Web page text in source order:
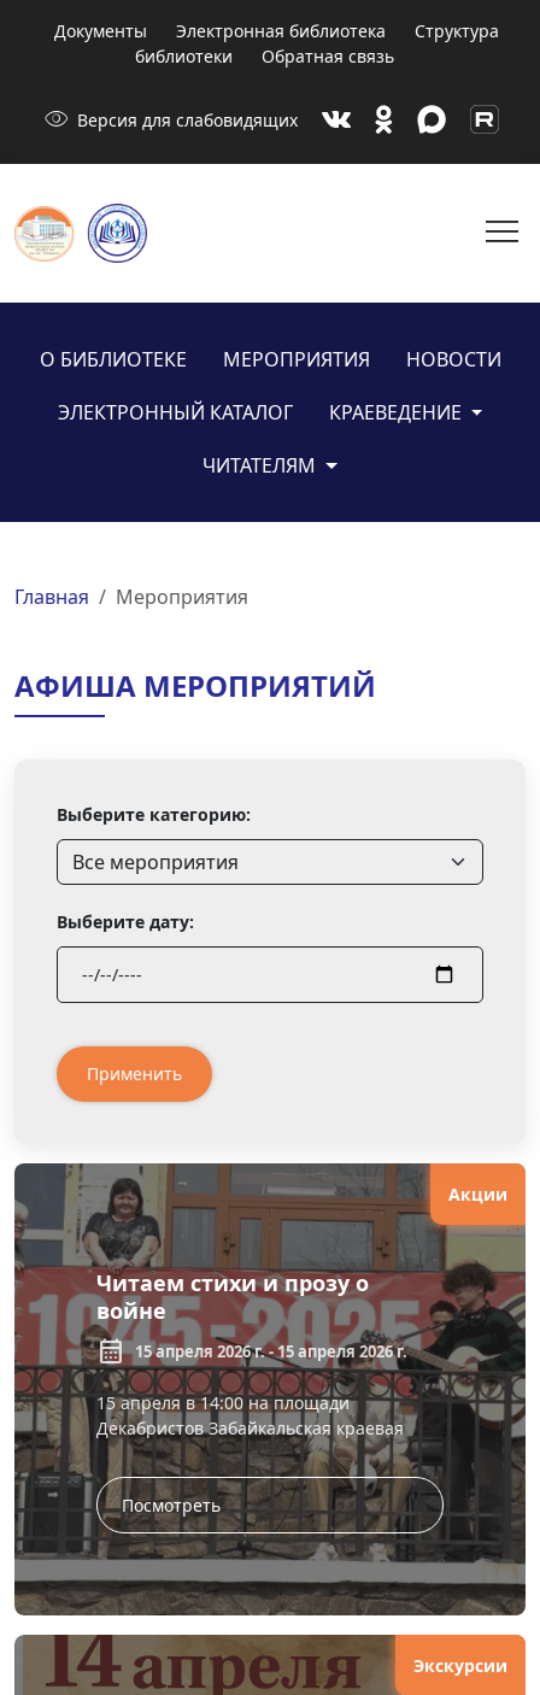
Документы Электронная библиотека
Структура
библиотеки
Обратная связь
visibility Версия для слабовидящих
menu
О БИБЛИОТЕКЕ МЕРОПРИЯТИЯ
НОВОСТИ
ЭЛЕКТРОННЫЙ КАТАЛОГ
КРАЕВЕДЕНИЕ
ЧИТАТЕЛЯМ
Главная Мероприятия
АФИША МЕРОПРИЯТИЙ
Акции
Читаем стихи и прозу о
войне
calendar_month 15 апреля 2026 г. - 15 апреля 2026 г.
15 апреля в 14:00 на площади
Декабристов Забайкальская краевая
библиотека им. А. С. Пушкина проводит
патриотическую акцию «Читаем стихи и
прозу ...
Посмотреть
Экскурсии
Выберите категорию:
Выберите дату:
Применить